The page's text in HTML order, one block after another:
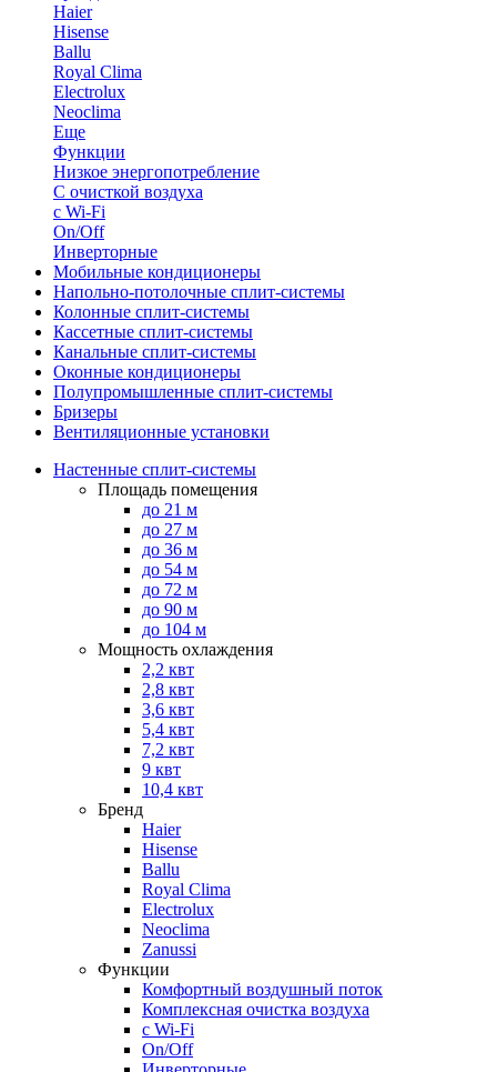
Haier
Hisense
Ballu
Royal Clima
Electrolux
Neoclima
Еще
Функции
Низкое энергопотребление
С очисткой воздуха
с Wi-Fi
On/Off
Инверторные
Мобильные кондиционеры
Напольно-потолоч​ные ​сплит-системы
Колонные ​​сплит-системы
Кассетные сплит-системы
Канальные сплит-системы
Оконные кондиционеры
Полупромышленные сплит-системы
Бризеры
Вентиляционные установки
Настенные сплит-системы
Площадь помещения
до 21 м
до 27 м
до 36 м
до 54 м
до 72 м
до 90 м
до 104 м
Мощность охлаждения
2,2 квт
2,8 квт
3,6 квт
5,4 квт
7,2 квт
9 квт
10,4 квт
Бренд
Haier
Hisense
Ballu
Royal Clima
Electrolux
Neoclima
Zanussi
Функции
Комфортный воздушный поток
Комплексная очистка воздуха
с Wi-Fi
On/Off